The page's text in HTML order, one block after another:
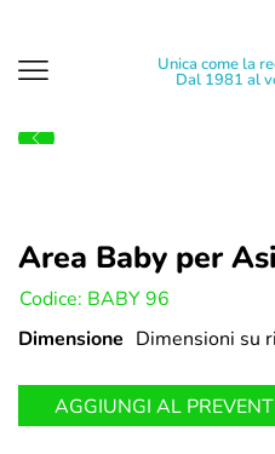
Unica come la
Dal 1981 al
Area Baby per
Codice: BABY 96
Dimensione Dimensioni su
AGGIUNGI AL